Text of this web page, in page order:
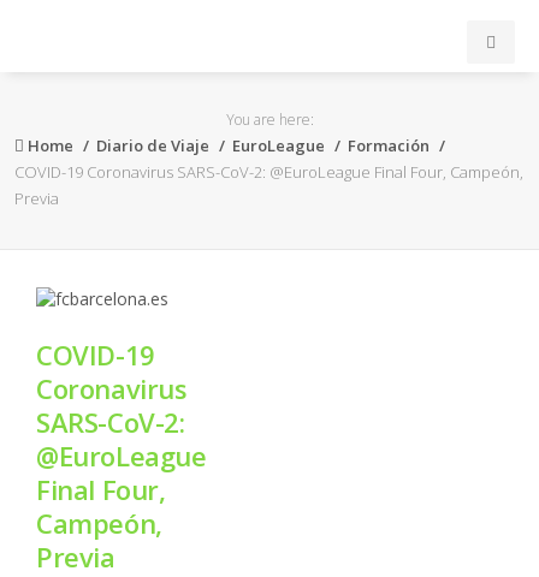
ACB
FEB
FIBA
OTROS
FORMACIÓN
NBA
You are here:
Home Diario de Viaje EuroLeague
Formación
COVID-19 Coronavirus SARS-CoV-2: @EuroLeague Final Four, Campeón,
Previa
COVID-19
Coronavirus
SARS-CoV-2:
@EuroLeague
Final Four,
Campeón,
Previa